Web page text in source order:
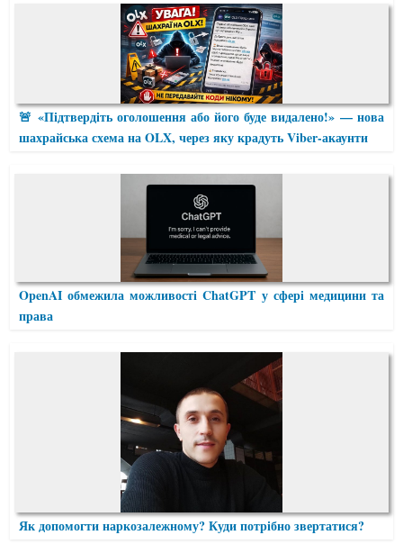
🚨 «Підтвердіть оголошення або його буде видалено!» — нова
шахрайська схема на OLX, через яку крадуть Viber-акаунти
OpenAI обмежила можливості ChatGPT у сфері медицини та
права
Як допомогти наркозалежному? Куди потрібно звертатися?